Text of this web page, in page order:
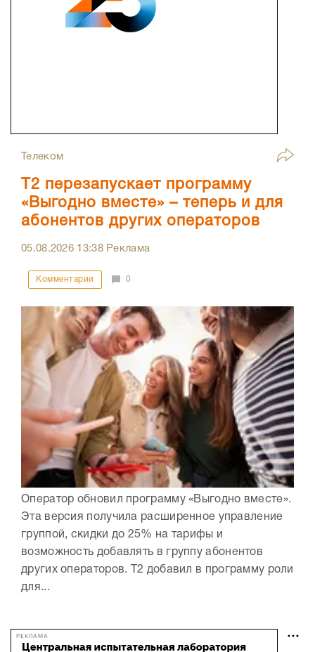
Телеком
Т2 перезапускает программу
«Выгодно вместе» – теперь и для
абонентов других операторов
05.08.2026 13:38Реклама
Комментарии 0
Оператор обновил программу «Выгодно вместе».
Эта версия получила расширенное управление
группой, скидки до 25% на тарифы и
возможность добавлять в группу абонентов
других операторов. Т2 добавил в программу роли
для...
РЕКЛАМА